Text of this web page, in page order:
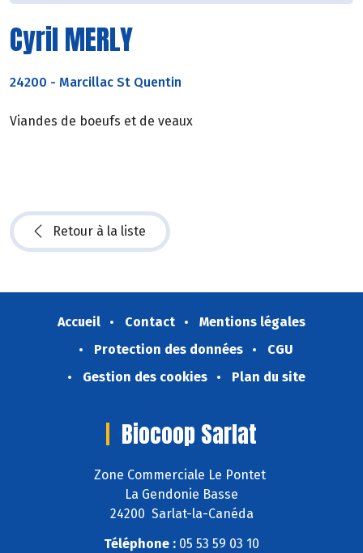
Cyril MERLY
24200 - Marcillac St Quentin
Viandes de boeufs et de veaux
Retour à la liste
Accueil Contact
Mentions légales
Protection des données
CGU
Gestion des cookies
Plan du site
Biocoop Sarlat
Zone Commerciale Le Pontet
La Gendonie Basse
24200 Sarlat-la-Canéda
Téléphone : 05 53 59 03 10